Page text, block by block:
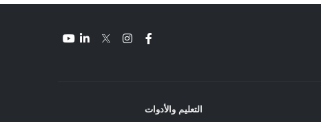
التعليم والأدوات